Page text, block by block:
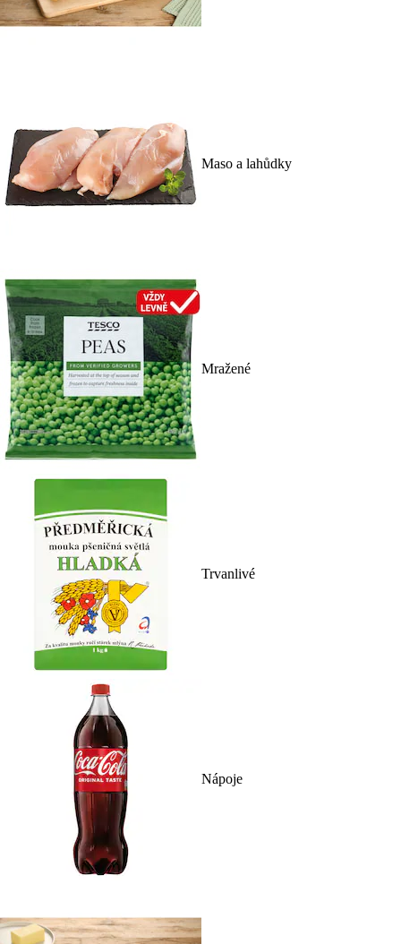
Maso a lahůdky
Mražené
Trvanlivé
Nápoje